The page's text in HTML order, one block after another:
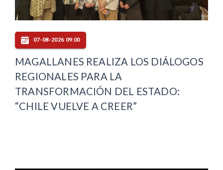
07-08-2026 09:00
MAGALLANES REALIZA LOS DIÁLOGOS
REGIONALES PARA LA
TRANSFORMACIÓN DEL ESTADO:
“CHILE VUELVE A CREER”